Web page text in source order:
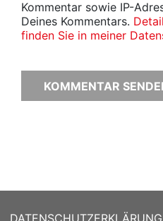
Kommentar sowie IP-
Deines Kommentars.
finden Sie in meiner
DATENSCHUTZERKLÄRUNG